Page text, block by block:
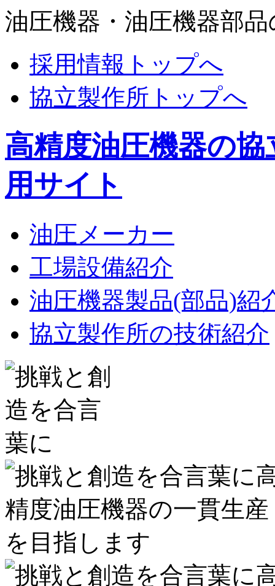
油圧機器・油圧機器部
採用情報トップへ
協立製作所トップへ
高精度油圧機器の
用サイト
油圧メーカー
工場設備紹介
油圧機器製品(部品)紹
協立製作所の技術紹介